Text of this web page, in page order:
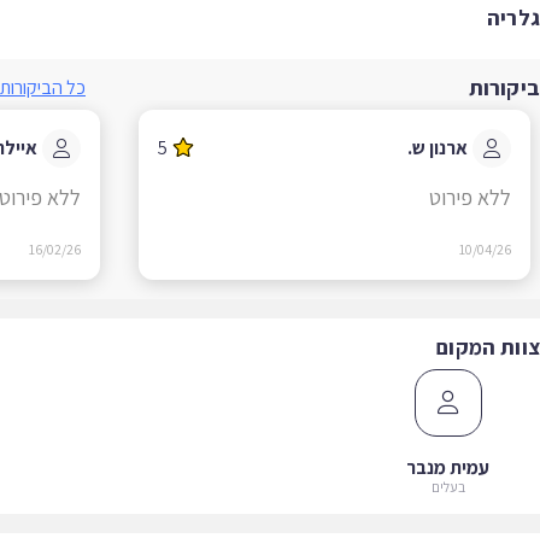
כל הביקורות
ארנון ש. 5
ללא פירוט
10/04/26
איילת
ללא פירוט
16/02/26
המקום
עמית מנבר
בעלים